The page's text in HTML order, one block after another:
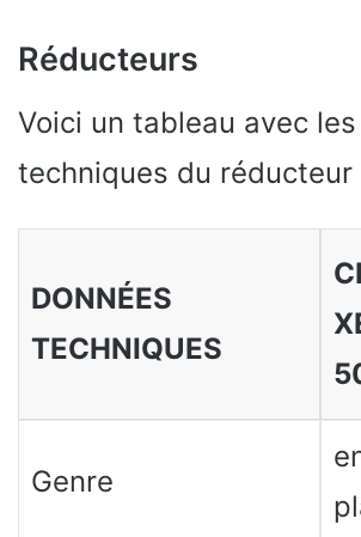
Réducteurs
Voici un tableau avec
techniques du réducteur
DONNÉES
TECHNIQUES
Genre